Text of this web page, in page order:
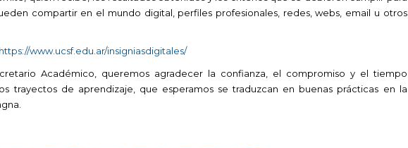
compartir en el mundo digital, perfiles profesionales, redes, webs, email u otros
https://www.ucsf.edu.ar/insigniasdigitales/
Académico, queremos agradecer la confianza, el compromiso y el tiempo
trayectos de aprendizaje, que esperamos se traduzcan en buenas prácticas en la